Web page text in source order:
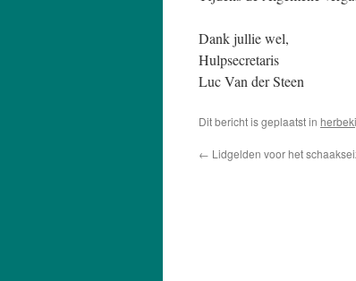
Dank jullie wel,
Hulpsecretaris
Luc Van der Steen
Dit bericht is geplaatst in
← Lidgelden voor het